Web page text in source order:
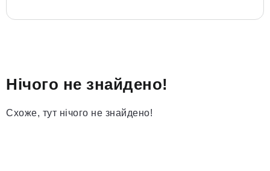
Нічого не знайдено!
Схоже, тут нічого не знайдено!